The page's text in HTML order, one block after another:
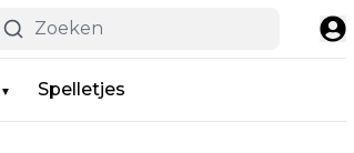
▼ Spelletjes